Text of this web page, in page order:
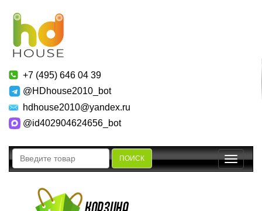
+7 (495) 646 04 39
@HDhouse2010_bot
hdhouse2010@yandex.ru
@id402904624656_bot
ПОИСК
Toggle